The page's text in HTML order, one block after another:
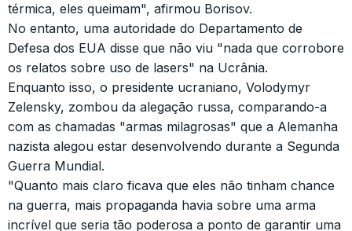
térmica, eles queimam", afirmou Borisov.
No entanto, uma autoridade do Departamento de
Defesa dos EUA disse que não viu "nada que corrobore
os relatos sobre uso de lasers" na Ucrânia.
Enquanto isso, o presidente ucraniano, Volodymyr
Zelensky, zombou da alegação russa, comparando-a
com as chamadas "armas milagrosas" que a Alemanha
nazista alegou estar desenvolvendo durante a Segunda
Guerra Mundial.
"Quanto mais claro ficava que eles não tinham chance
na guerra, mais propaganda havia sobre uma arma
incrível que seria tão poderosa a ponto de garantir uma